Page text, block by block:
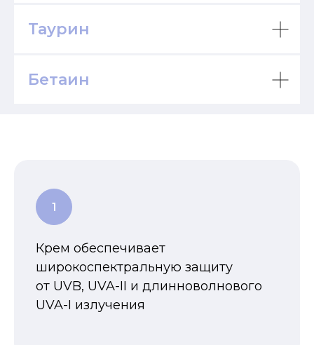
Таурин
Бетаин
Крем обеспечивает
широкоспектральную защиту
от UVB, UVA-II и длинноволнового
UVA-I излучения